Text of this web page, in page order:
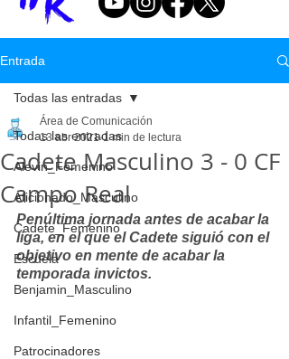
Entrada
Todas las entradas
Alevin_Femenino
Aficionado_Masculino
Cadete_Femenino
Escuela
Benjamin_Masculino
Infantil_Femenino
Patrocinadores
Todas las entradas
Cadete Masculino 3 - 0 CF
Campo Real
Área de Comunicación
13 abr 2021 1 min de lectura
Penúltima jornada antes de acabar la
liga, en el que el Cadete siguió con el
objetivo en mente de acabar la
temporada invictos.